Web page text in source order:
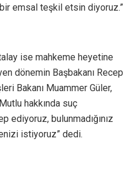
emsal teşkil etsin diyoruz.”
ise mahkeme heyetine
dönemin Başbakanı Recep
Bakanı Muammer Güler,
hakkında suç
ediyoruz, bulunmadığınız
istiyoruz” dedi.